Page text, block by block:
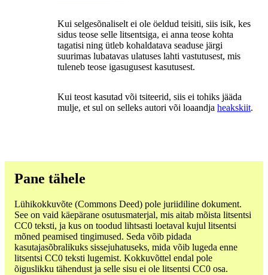
Kui selgesõnaliselt ei ole öeldud teisiti, siis isik, kes
sidus teose selle litsentsiga, ei anna teose kohta
tagatisi ning ütleb kohaldatava seaduse järgi
suurimas lubatavas ulatuses lahti vastutusest, mis
tuleneb teose igasugusest kasutusest.
Kui teost kasutad või tsiteerid, siis ei tohiks jääda
mulje, et sul on selleks autori või loaandja heakskiit.
Pane tähele
Lühikokkuvõte (Commons Deed) pole juriidiline dokument.
See on vaid käepärane osutusmaterjal, mis aitab mõista litsentsi
CC0 teksti, ja kus on toodud lihtsasti loetaval kujul litsentsi
mõned peamised tingimused. Seda võib pidada
kasutajasõbralikuks sissejuhatuseks, mida võib lugeda enne
litsentsi CC0 teksti lugemist. Kokkuvõttel endal pole
õiguslikku tähendust ja selle sisu ei ole litsentsi CC0 osa.